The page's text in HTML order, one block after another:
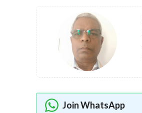
Join WhatsApp